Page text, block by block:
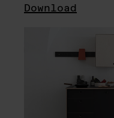
Download